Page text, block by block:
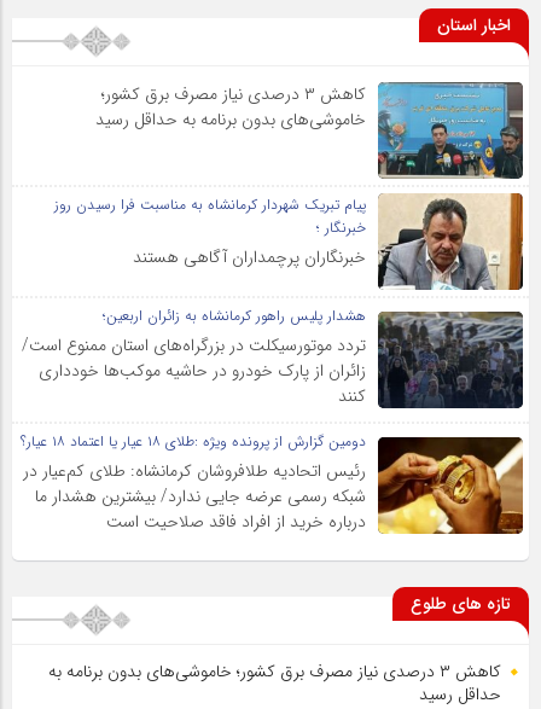
اخبار استان
کاهش ۳ درصدی نیاز مصرف برق کشور؛
خاموشی‌های بدون برنامه به حداقل رسید
پیام تبریک شهردار کرمانشاه به مناسبت فرا رسیدن روز
خبرنگار ؛
خبرنگاران پرچمداران آگاهی هستند
هشدار پلیس راهور کرمانشاه به زائران اربعین؛
تردد موتورسیکلت در بزرگراه‌های استان ممنوع است/
زائران از پارک خودرو در حاشیه موکب‌ها خودداری
کنند
دومین گزارش از پرونده ویژه :طلای ۱۸ عیار یا اعتماد ۱۸ عیار؟
رئیس اتحادیه طلافروشان کرمانشاه: طلای کم‌عیار در
شبکه رسمی عرضه جایی ندارد/ بیشترین هشدار ما
درباره خرید از افراد فاقد صلاحیت است
تازه های طلوع
کاهش ۳ درصدی نیاز مصرف برق کشور؛ خاموشی‌های بدون برنامه به
حداقل رسید